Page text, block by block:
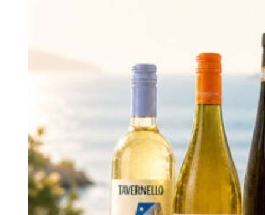
hoặc phối trộn, góp phần làm phong phú phong cách rượu vang
của vùng.